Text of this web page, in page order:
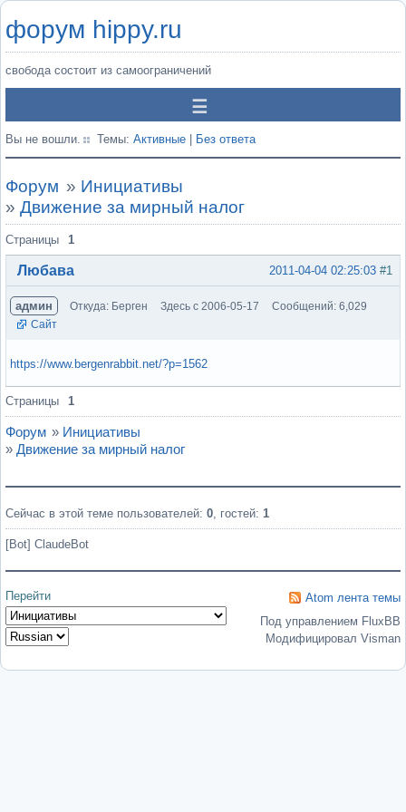
форум hippy.ru
свобода состоит из самоограничений
Вы не вошли. Темы: Активные Без ответа
Форум » Инициативы
» Движение за мирный налог
Страницы 1
#1
2011-04-04 02:25:03
Любава
админ Откуда: Берген Здесь с 2006-05-17
Сообщений: 6,029
Сайт
https://www.bergenrabbit.net/?p=1562
Вне форума
Страницы 1
Форум » Инициативы
» Движение за мирный налог
Сейчас в этой теме пользователей: 0 , гостей: 1
[Bot] ClaudeBot
Перейти
Atom лента темы
Под управлением FluxBB
Модифицировал Visman